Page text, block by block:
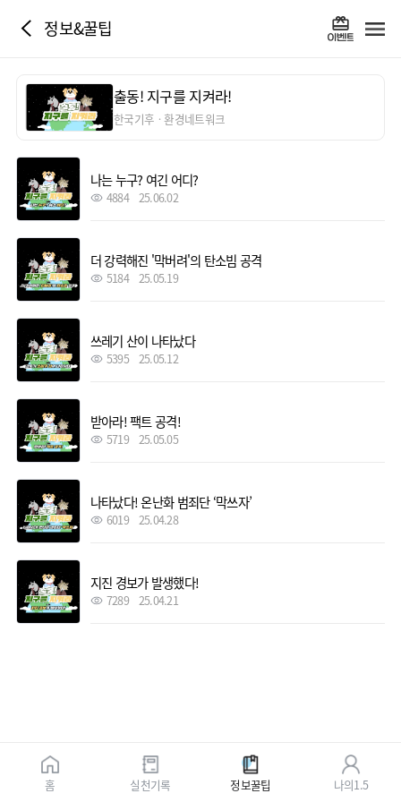
정보&꿀팁
출동! 지구를 지켜라!
한국기후ㆍ환경네트워크
나는 누구? 여긴 어디?
4884 25.06.02
더 강력해진 '막버려'의 탄소빔 공격
5184 25.05.19
쓰레기 산이 나타났다
5395 25.05.12
받아라! 팩트 공격!
5719 25.05.05
나타났다! 온난화 범죄단 ‘막쓰자’
6019 25.04.28
지진 경보가 발생했다!
7289 25.04.21
홈 실천기록 정보꿀팁 나의1.5